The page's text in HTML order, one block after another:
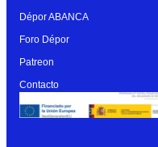
Dépor ABANCA
Foro Dépor
Patreon
Contacto